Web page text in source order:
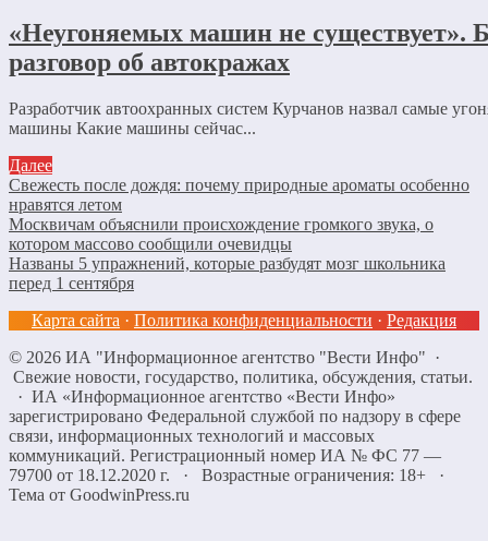
«Неугоняемых машин не существует».
разговор об автокражах
Разработчик автоохранных систем Курчанов назвал самые
машины Какие машины сейчас...
Далее
Свежесть после дождя: почему природные ароматы особенно
нравятся летом
Москвичам объяснили происхождение громкого звука, о
котором массово сообщили очевидцы
Названы 5 упражнений, которые разбудят мозг школьника
перед 1 сентября
Карта сайта · Политика конфиденциальности · Редакция
© 2026 ИА "Информационное агентство "Вести Инфо" ·
Свежие новости, государство, политика, обсуждения, статьи.
· ИА «Информационное агентство «Вести Инфо»
зарегистрировано Федеральной службой по надзору в сфере
связи, информационных технологий и массовых
коммуникаций. Регистрационный номер ИА № ФС 77 —
79700 от 18.12.2020 г. · Возрастные ограничения: 18+
·
Тема от GoodwinPress.ru